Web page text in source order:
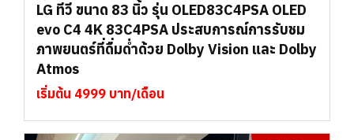
LG ทีวี ขนาด 83 นิ้ว รุ่น OLED83C4PSA OLED
evo C4 4K 83C4PSA ประสบการณ์การรับชม
ภาพยนตร์ที่ดื่มด่ำด้วย Dolby Vision และ Dolby
Atmos
เริ่มต้น 4999 บาท/เดือน